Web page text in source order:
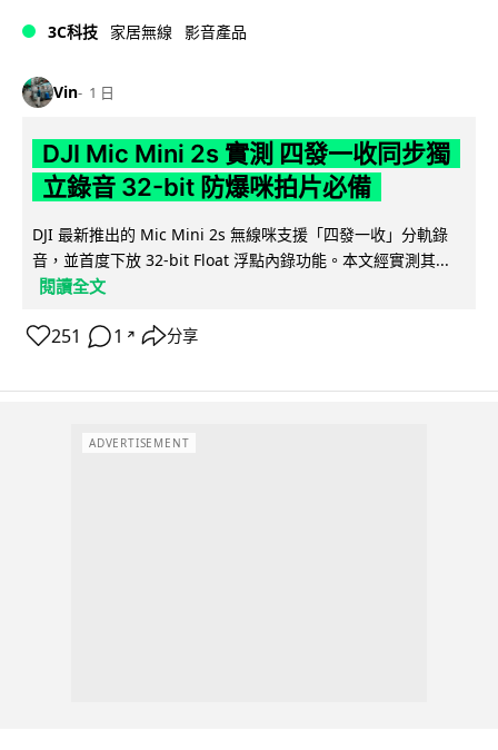
3C科技 家居無線 影音產品
Vin 1 日
DJI Mic Mini 2s 實測 四發一收同步獨
立錄音 32-bit 防爆咪拍片必備
DJI 最新推出的 Mic Mini 2s 無線咪支援「四發一收」分軌錄
音，並首度下放 32-bit Float 浮點內錄功能。本文經實測其...
閱讀全文
251 1 ↗ 分享
ADVERTISEMENT